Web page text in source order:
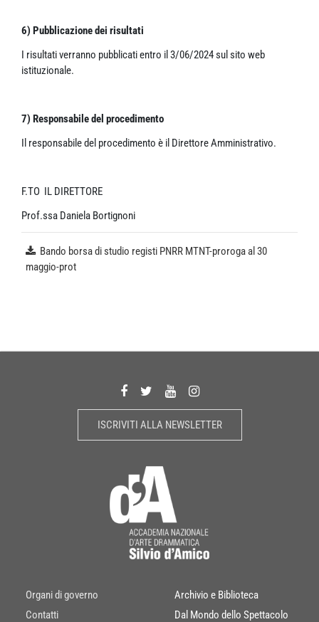
6) Pubblicazione dei risultati
I risultati verranno pubblicati entro il 3/06/2024 sul sito web
istituzionale.
7) Responsabile del procedimento
Il responsabile del procedimento è il Direttore Amministrativo.
F.TO IL DIRETTORE
Prof.ssa Daniela Bortignoni
Bando borsa di studio registi PNRR MTNT-proroga al 30
maggio-prot
ISCRIVITI ALLA NEWSLETTER
Organi di governo
Contatti
Archivio e Biblioteca
Dal Mondo dello Spettacolo